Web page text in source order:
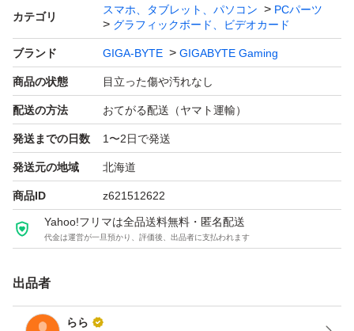
カテゴリ
スマホ、タブレット、パソコン
PCパーツ
グラフィックボード、ビデオカード
ブランド GIGA-BYTE GIGABYTE Gaming
商品の状態 目立った傷や汚れなし
配送の方法 おてがる配送（ヤマト運輸）
発送までの日数 1〜2日で発送
発送元の地域 北海道
商品ID z621512622
Yahoo!フリマは全品送料無料・匿名配送
代金は運営が一旦預かり、評価後、出品者に支払われます
出品者
らら